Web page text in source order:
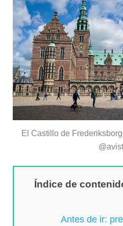
El Castillo de
Índice de
Antes de ir: